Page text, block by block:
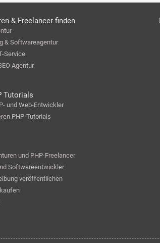
& Freelancer finden
& Softwareagentur
Service
Agentur
Tutorials
und Web-Entwickler
PHP-Tutorials
und PHP-Freelancer
Softwareentwickler
veröffentlichen